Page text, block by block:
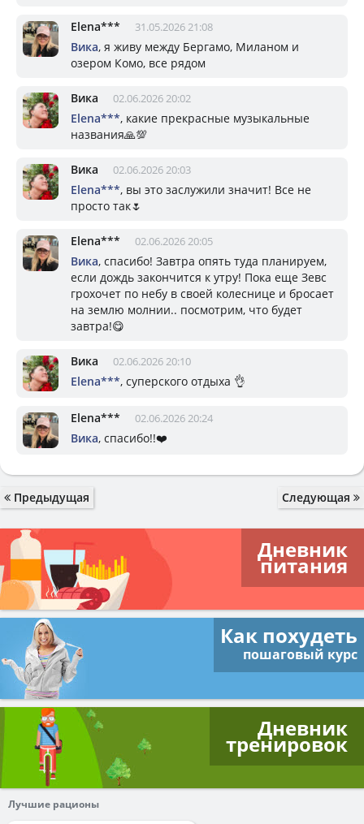
Elena*** 31.05.2026 21:08
Вика, я живу между Бергамо, Миланом и
озером Комо, все рядом
Вика 02.06.2026 20:02
Elena***, какие прекрасные музыкальные
названия🙏💯
Вика 02.06.2026 20:03
Elena***, вы это заслужили значит! Все не
просто так🌷
Elena*** 02.06.2026 20:05
Вика, спасибо! Завтра опять туда планируем,
если дождь закончится к утру! Пока еще Зевс
грохочет по небу в своей колеснице и бросает
на землю молнии.. посмотрим, что будет
завтра!😋
Вика 02.06.2026 20:10
Elena***, суперского отдыха 👌
Elena*** 02.06.2026 20:24
Вика, спасибо!!❤️
Предыдущая Следующая
Дневник
питания
Как похудеть
пошаговый курс
Дневник
тренировок
Лучшие рационы